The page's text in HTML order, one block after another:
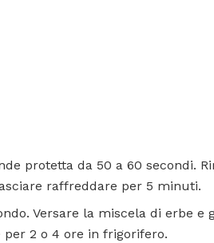
protetta da 50 a 60 secondi.
raffreddare per 5 minuti.
Versare la miscela di erbe e
2 o 4 ore in frigorifero.